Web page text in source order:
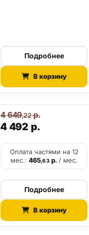
Подробнее
В корзину
4 492 р.
4 649,22р.
Оплата частями на 12
мес.:465,63р./ мес.
Подробнее
В корзину